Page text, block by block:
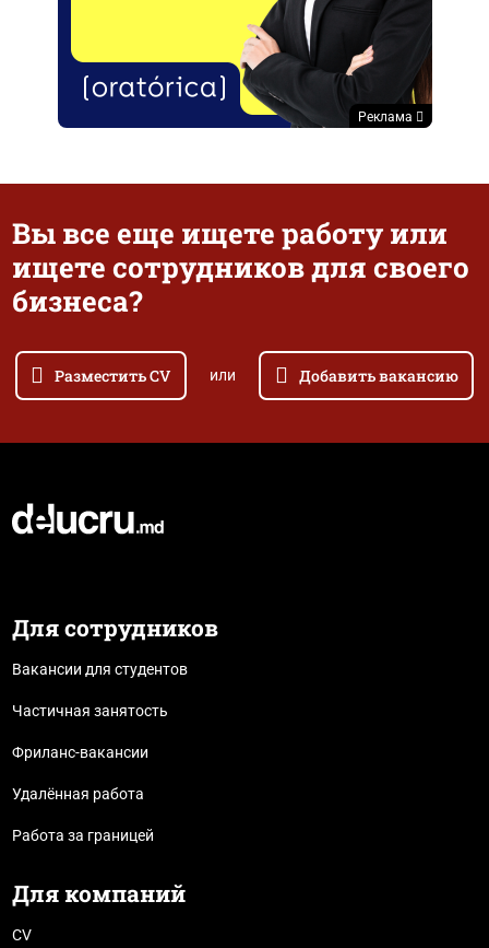
Реклама
Вы все еще ищете работу или
ищете сотрудников для своего
бизнеса?
Разместить CV или Добавить вакансию
Для сотрудников
Вакансии для студентов
Частичная занятость
Фриланс-вакансии
Удалённая работа
Работа за границей
Для компаний
CV